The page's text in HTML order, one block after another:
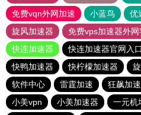
免费vqn外网加速
小蓝鸟 优
旋风加速器
免费vps加速器外网
快连加速器
快连加速器官网入口
快鸭加速器
快柠檬加速器
软件中心
雷霆加速 狂飙加
小美vpn
小美加速器 一元机